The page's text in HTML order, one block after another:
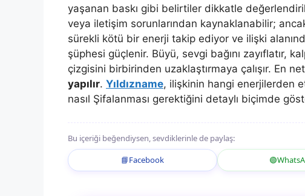
yaşanan baskı gibi belirtiler dikkatle
veya iletişim sorunlarından kaynaklanabilir;
sürekli kötü bir enerji takip ediyor ve ilişki
şüphesi güçlenir. Büyü, sevgi bağını zayıflatır,
çizgisini birbirinden uzaklaştırmaya çalışır. En
yapılır. Yıldızname, ilişkinin hangi enerjilerden
nasıl Şifalanması gerektiğini detaylı biçimde
Bu içeriği beğendiysen, sevdiklerinle de paylaş:
📘Facebook 🟢